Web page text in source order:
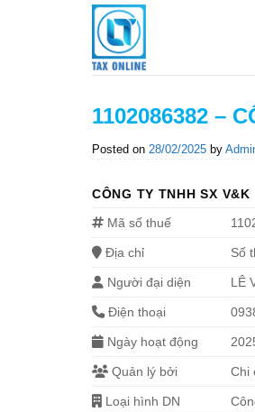
1102086382 –
Posted on 28/02/2025 by
CÔNG TY TNHH SX V&K
Mã số thuế
Địa chỉ Số
Người đại diện LÊ
Điện thoại
Ngày hoạt động
Quản lý bởi Chi
Loại hình DN